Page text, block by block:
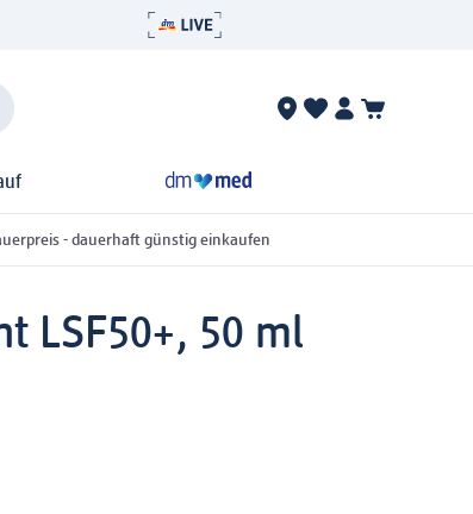
- dauerhaft günstig einkaufen
LSF50+, 50 ml